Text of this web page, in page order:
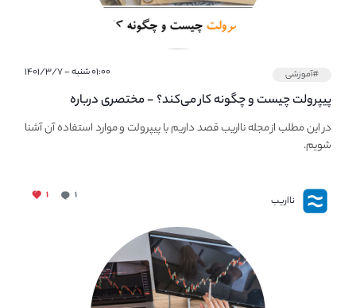
#آموزشی ۰۱:۰۰ شنبه - ۱۴۰۱/۳/۷
پیپر‌ولت چیست و چگونه کار می‌کند؟ - مختصری درباره
PaperWallet
در این مطلب از مجله نااریب قصد داریم با پیپر‌ولت و موارد استفاده آن آشنا
شویم.
نااریب ۱ ۱